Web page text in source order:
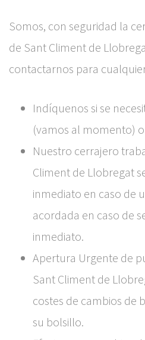
Somos, con seguridad la
de Sant Climent de
contactarnos para
Indíquenos si se
(vamos al momento)
Nuestro cerrajero
Climent de Llobregat
inmediato en caso de
acordada en caso de
inmediato.
Apertura Urgente de
Sant Climent de
costes de cambios de
su bolsillo.